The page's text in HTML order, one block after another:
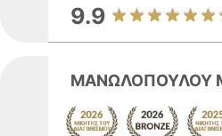
9.9
ΜΑΝΩΛΟΠΟΥΛΟΥ